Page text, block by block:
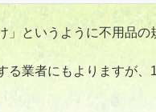
」というように不用品の
る業者にもよりますが